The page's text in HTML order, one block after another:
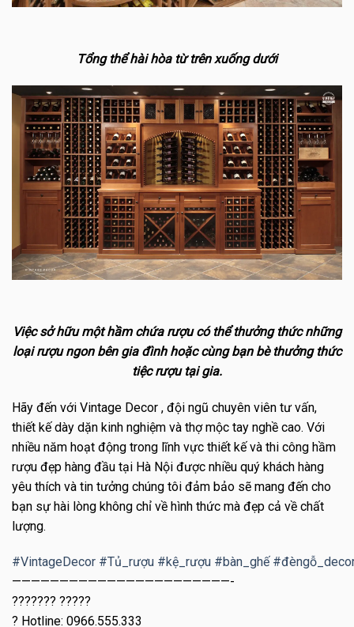
Tổng thể hài hòa từ trên xuống dưới
Việc sở hữu một hầm chứa rượu có thể thưởng thức những
loại rượu ngon bên gia đình hoặc cùng bạn bè thưởng thức
tiệc rượu tại gia.
Hãy đến với Vintage Decor , đội ngũ chuyên viên tư vấn,
thiết kế dày dặn kinh nghiệm và thợ mộc tay nghề cao. Với
nhiều năm hoạt động trong lĩnh vực thiết kế và thi công hầm
rượu đẹp hàng đầu tại Hà Nội được nhiều quý khách hàng
yêu thích và tin tưởng chúng tôi đảm bảo sẽ mang đến cho
bạn sự hài lòng không chỉ về hình thức mà đẹp cả về chất
lượng.
#VintageDecor #Tủ_rượu #kệ_rượu #bàn_ghế #
———————————————————————-
??????? ?????
? Hotline: 0966.555.333